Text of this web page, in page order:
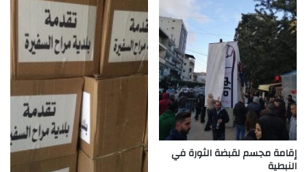
إقامة مجسم لقبضة الثورة في
النبطية